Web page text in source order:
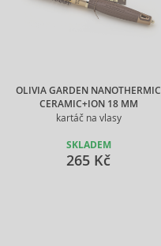
OLIVIA GARDEN NANOTHERMIC
CERAMIC+ION 18 MM
kartáč na vlasy
SKLADEM
265 Kč